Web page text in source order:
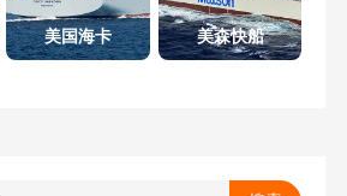
美国海卡 美森快船